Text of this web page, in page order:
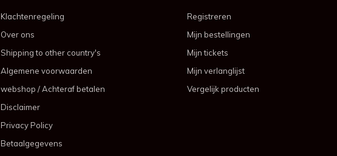
Klachtenregeling
Over ons
Shipping to other country's
Algemene voorwaarden
webshop / Achteraf betalen
Disclaimer
Privacy Policy
Betaalgegevens
Registreren
Mijn bestellingen
Mijn tickets
Mijn verlanglijst
Vergelijk producten